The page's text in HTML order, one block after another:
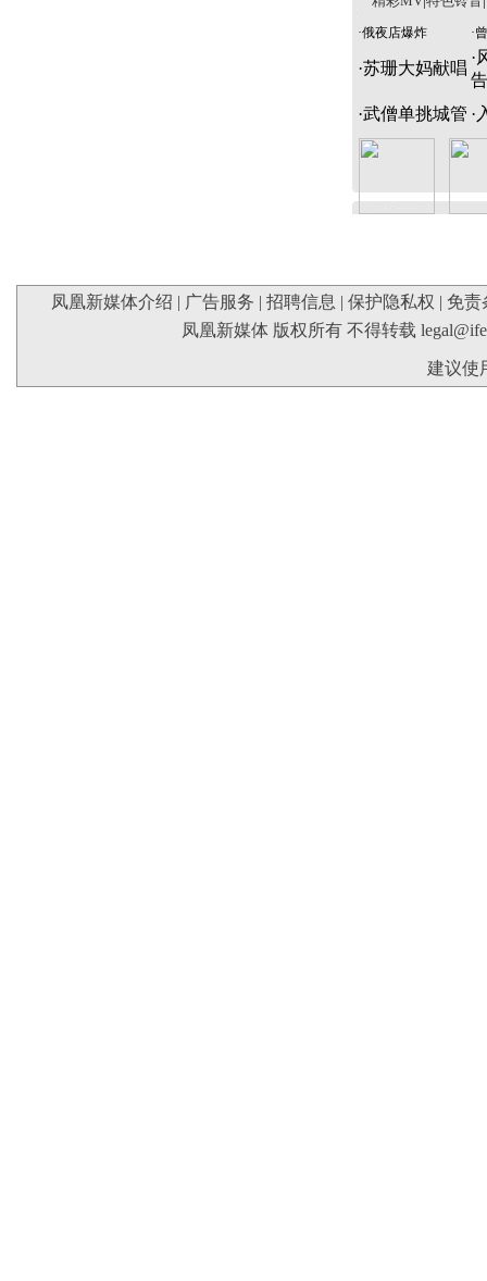
·俄夜店爆炸 ·
·苏珊大妈献唱
·
告
·武僧单挑城管 ·
凤凰新媒体介绍 | 广告服务 | 招聘信息 | 保护隐私权 | 免责
凤凰新媒体 版权所有 不得转载
建议使